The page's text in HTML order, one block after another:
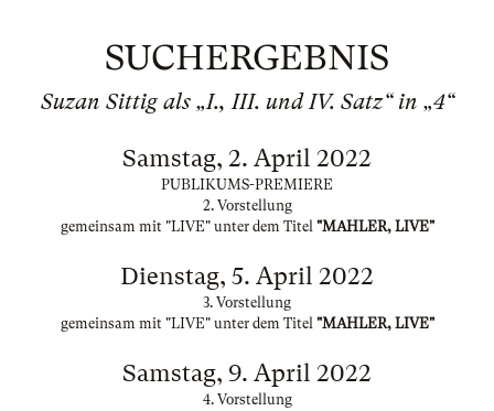
SUCHERGEBNIS
Suzan Sittig als „I., III. und IV. Satz“ in „4“
Samstag, 2. April 2022
PUBLIKUMS-PREMIERE
2. Vorstellung
gemeinsam mit "LIVE" unter dem Titel "MAHLER, LIVE"
Dienstag, 5. April 2022
3. Vorstellung
gemeinsam mit "LIVE" unter dem Titel "MAHLER, LIVE"
Samstag, 9. April 2022
4. Vorstellung